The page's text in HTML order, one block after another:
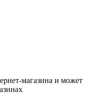
магазина и может